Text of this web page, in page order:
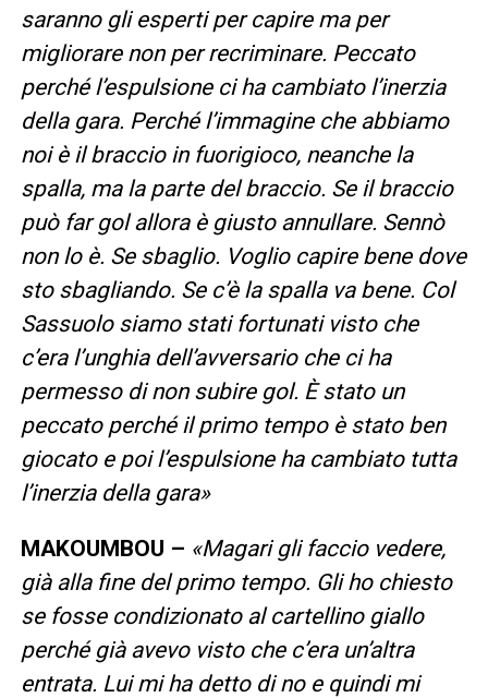
saranno gli esperti per capire ma per
migliorare non per recriminare. Peccato
perché l’espulsione ci ha cambiato l’inerzia
della gara. Perché l’immagine che abbiamo
noi è il braccio in fuorigioco, neanche la
spalla, ma la parte del braccio. Se il braccio
può far gol allora è giusto annullare. Sennò
non lo è. Se sbaglio. Voglio capire bene dove
sto sbagliando. Se c’è la spalla va bene. Col
Sassuolo siamo stati fortunati visto che
c’era l’unghia dell’avversario che ci ha
permesso di non subire gol. È stato un
peccato perché il primo tempo è stato ben
giocato e poi l’espulsione ha cambiato tutta
l’inerzia della gara»
MAKOUMBOU – «Magari gli faccio vedere,
già alla fine del primo tempo. Gli ho chiesto
se fosse condizionato al cartellino giallo
perché già avevo visto che c’era un’altra
entrata. Lui mi ha detto di no e quindi mi